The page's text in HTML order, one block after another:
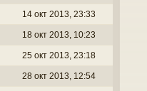
14 окт 2013, 23:33
18 окт 2013, 10:23
25 окт 2013, 23:18
28 окт 2013, 12:54